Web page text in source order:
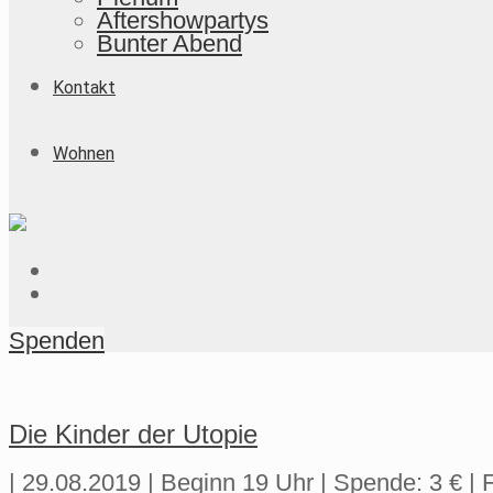
Aftershowpartys
Bunter Abend
Kontakt
Wohnen
Spenden
Die Kinder der Utopie
| 29.08.2019 | Beginn 19 Uhr | Spende: 3 € |